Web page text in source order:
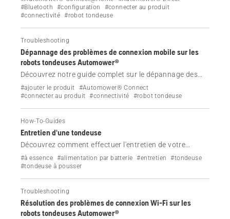
#Bluetooth
#configuration
#connecter au produit
#connectivité #robot tondeuse
Troubleshooting
Dépannage des problèmes de connexion mobile sur les
robots tondeuses Automower®
Découvrez notre guide complet sur le dépannage des
problèmes de connexion mobile pour les robots
tondeuses Automower®. Informez-vous sur les causes,
#ajouter le produit
#Automower® Connect
#connecter au produit
#connectivité #robot tondeuse
How-To-Guides
Entretien d'une tondeuse
Découvrez comment effectuer l'entretien de votre
tondeuse.
#à essence #alimentation par batterie #entretien
#tondeuse
#tondeuse à pousser
Troubleshooting
Résolution des problèmes de connexion Wi-Fi sur les
robots tondeuses Automower®